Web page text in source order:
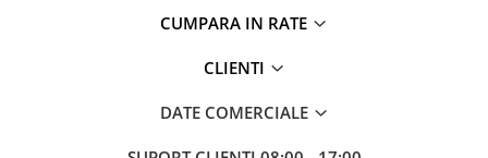
CUMPARA IN RATE
CLIENTI
DATE COMERCIALE